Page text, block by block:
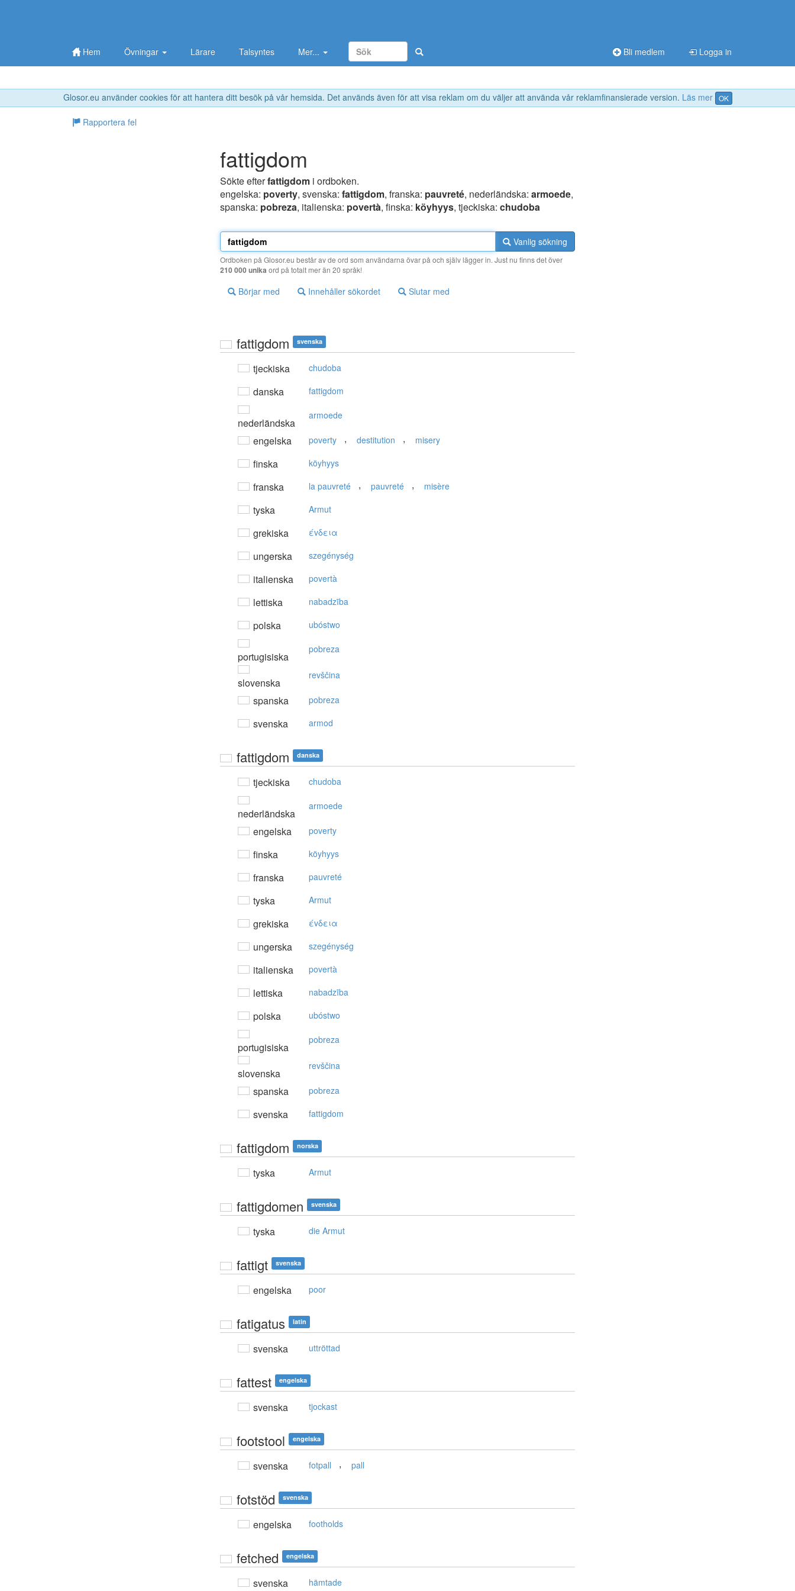
Glosor.eu använder cookies för att hantera ditt besök på vår hemsida. Det används även för att visa reklam om du väljer att använda vår reklamfinansierade version. Läs mer OK
Hem Övningar Lärare Talsyntes Mer... Bli medlem Logga in
Rapportera fel
fattigdom
Sökte efterfattigdom i ordboken.
engelska: poverty, svenska: fattigdom, franska: pauvreté, nederländska: armoede,
spanska: pobreza, italienska: povertà, finska: köyhyys, tjeckiska: chudoba
Vanlig sökning
Ordboken på Glosor.eu består av de ord som användarna övar på och själv lägger in. Just nu finns det över
210 000 unika ord på totalt mer än 20 språk!
Börjar med Innehåller sökordet Slutar med
fattigdom svenska
tjeckiska chudoba
danska fattigdom
nederländska
armoede
engelska poverty , destitution , misery
finska köyhyys
franska la pauvreté , pauvreté , misère
tyska Armut
grekiska έvδεια
ungerska szegénység
italienska povertà
lettiska nabadzība
polska ubóstwo
portugisiska
pobreza
slovenska
revščina
spanska pobreza
svenska armod
fattigdom danska
tjeckiska chudoba
nederländska
armoede
engelska poverty
finska köyhyys
franska pauvreté
tyska Armut
grekiska έvδεια
ungerska szegénység
italienska povertà
lettiska nabadzība
polska ubóstwo
portugisiska
pobreza
slovenska
revščina
spanska pobreza
svenska fattigdom
fattigdom norska
tyska Armut
fattigdomen svenska
tyska die Armut
fattigt svenska
engelska poor
fatigatus latin
svenska uttröttad
fattest engelska
svenska tjockast
footstool engelska
svenska fotpall , pall
fotstöd svenska
engelska footholds
fetched engelska
svenska hämtade